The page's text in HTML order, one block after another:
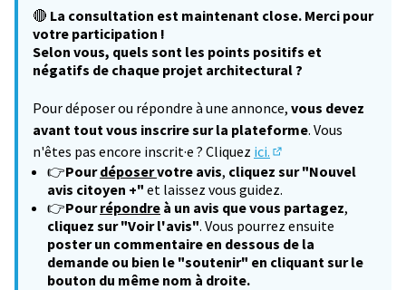
🔴 La consultation est maintenant close. Merci pour
votre participation !
Selon vous, quels sont les points positifs et
négatifs de chaque projet architectural ?
Pour déposer ou répondre à une annonce, vous devez
avant tout vous inscrire sur la plateforme. Vous
n'êtes pas encore inscrit·e ? Cliquez ici.
(S'ouvre dans un
👉Pourdéposervotre avis, cliquez sur "Nouvel
avis citoyen +" et laissez vous guidez.
👉Pourrépondre à un avis que vous partagez,
cliquez sur "Voir l'avis". Vous pourrez ensuite
poster un commentaire en dessous de la
demande ou bien le "soutenir" en cliquant sur le
bouton du même nom à droite.